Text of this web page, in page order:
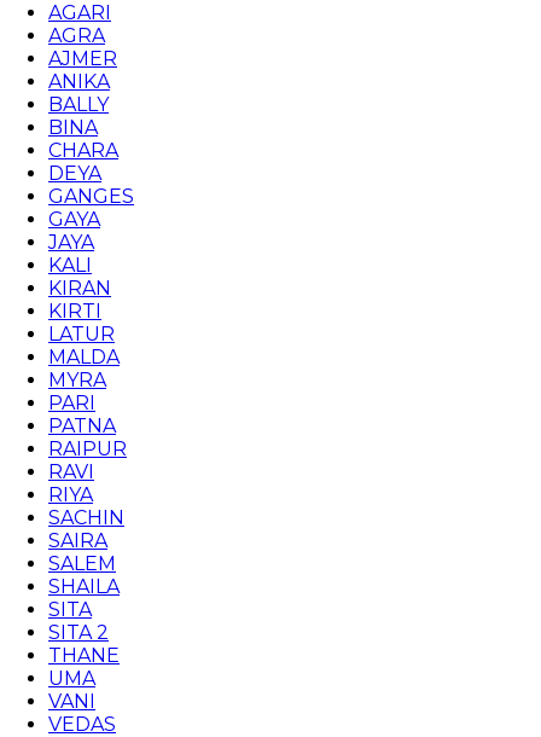
AGARI
AGRA
AJMER
ANIKA
BALLY
BINA
CHARA
DEYA
GANGES
GAYA
JAYA
KALI
KIRAN
KIRTI
LATUR
MALDA
MYRA
PARI
PATNA
RAIPUR
RAVI
RIYA
SACHIN
SAIRA
SALEM
SHAILA
SITA
SITA 2
THANE
UMA
VANI
VEDAS